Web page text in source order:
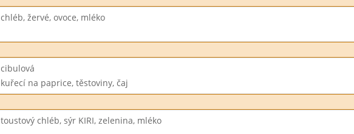
chléb, žervé, ovoce, mléko
cibulová
kuřecí na paprice, těstoviny, čaj
toustový chléb, sýr KIRI, zelenina, mléko